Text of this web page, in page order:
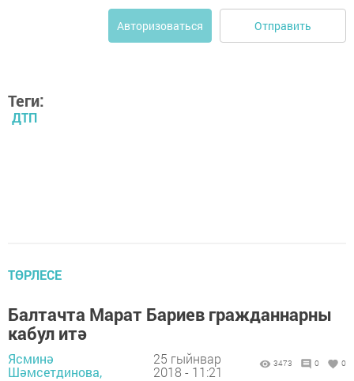
Авторизоваться Отправить
Теги:
ДТП
ТӨРЛЕСЕ
Балтачта Марат Бариев гражданнарны
кабул итә
Ясминә
Шәмсетдинова,
25 гыйнвар
2018 - 11:21
3473 0 0